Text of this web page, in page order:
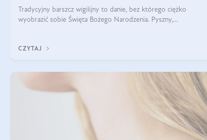
Tradycyjny barszcz wigilijny to danie, bez którego ciężko
wyobrazić sobie Święta Bożego Narodzenia. Pyszny,
CZYTAJ